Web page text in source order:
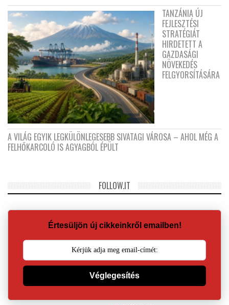
TANZÁNIA ÚJ
FEJLESZTÉSI
STRATÉGIÁT
HIRDETETT A
GAZDASÁGI
NÖVEKEDÉS
FELGYORSÍTÁSÁRA
A VILÁG EGYIK LEGKÜLÖNLEGESEBB SIVATAGI VÁROSA – AHOL MÉG A
FELHŐKARCOLÓ IS AGYAGBÓL ÉPÜLT
FOLLOW.IT
Értesüljön új cikkeinkről emailben!
Véglegesítés